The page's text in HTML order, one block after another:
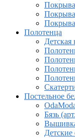
Полотенца
Детская
Постельное
Бязь
Детские